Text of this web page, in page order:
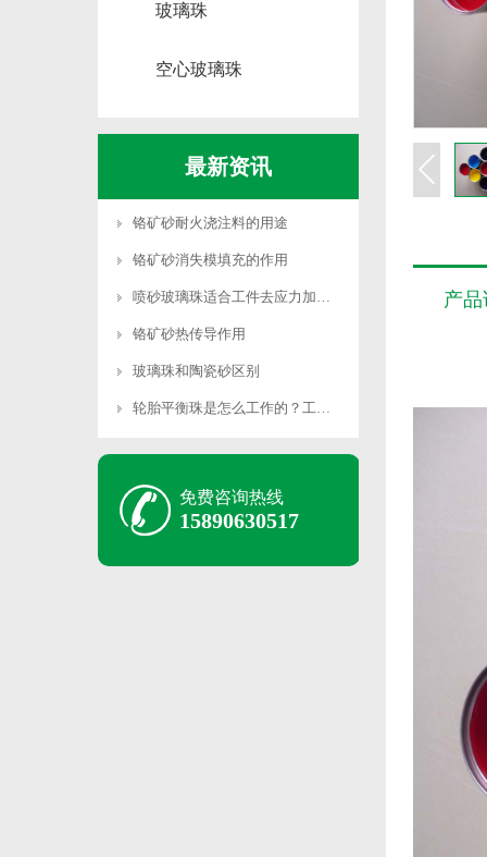
玻璃珠
空心玻璃珠
最新资讯
铬矿砂耐火浇注料的用途
铬矿砂消失模填充的作用
喷砂玻璃珠适合工件去应力加工吗
铬矿砂热传导作用
玻璃珠和陶瓷砂区别
轮胎平衡珠是怎么工作的？工作原理是什么？
免费咨询热线
15890630517
产